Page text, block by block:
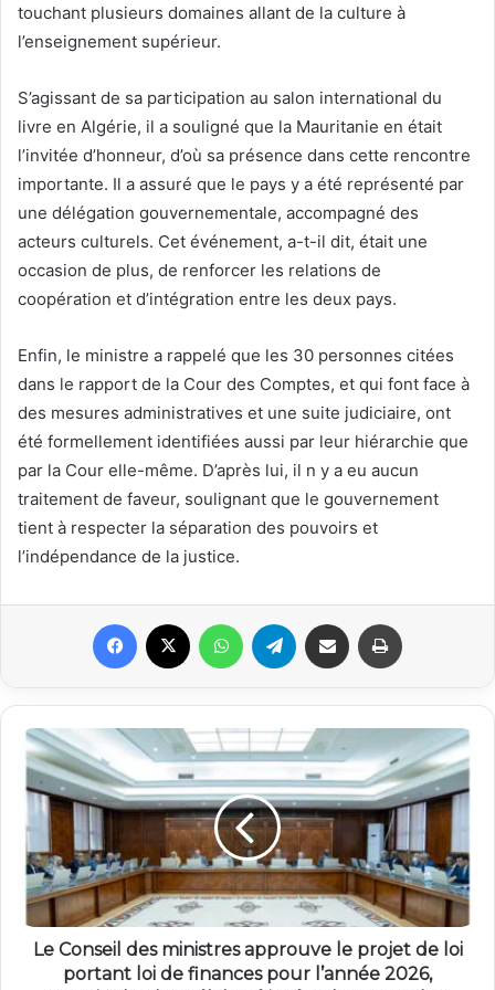
touchant plusieurs domaines allant de la culture à
l’enseignement supérieur.
S’agissant de sa participation au salon international du
livre en Algérie, il a souligné que la Mauritanie en était
l’invitée d’honneur, d’où sa présence dans cette rencontre
importante. Il a assuré que le pays y a été représenté par
une délégation gouvernementale, accompagné des
acteurs culturels. Cet événement, a-t-il dit, était une
occasion de plus, de renforcer les relations de
coopération et d’intégration entre les deux pays.
Enfin, le ministre a rappelé que les 30 personnes citées
dans le rapport de la Cour des Comptes, et qui font face à
des mesures administratives et une suite judiciaire, ont
été formellement identifiées aussi par leur hiérarchie que
par la Cour elle-même. D’après lui, il n y a eu aucun
traitement de faveur, soulignant que le gouvernement
tient à respecter la séparation des pouvoirs et
l’indépendance de la justice.
Facebook WhatsAppTelegram Partager par email
Le Conseil des ministres approuve le projet de loi
portant loi de finances pour l’année 2026,